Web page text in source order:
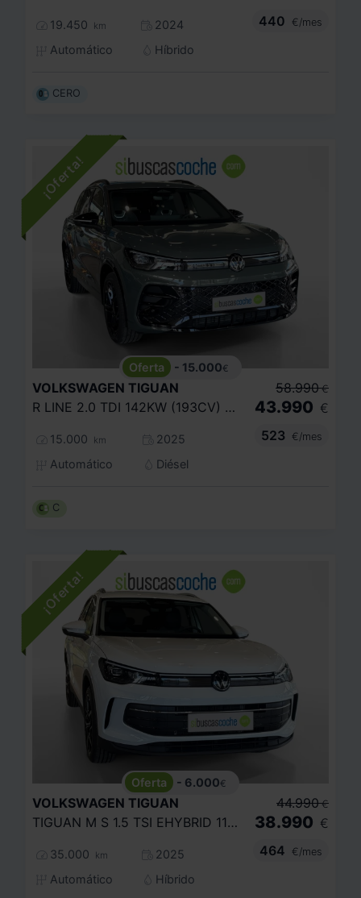
19.450 km
2024
Automático
Híbrido
440
€/mes
CERO
- 15.000€
VOLKSWAGEN TIGUAN
R LINE 2.0 TDI 142KW (193CV) DSG 4MOTION
15.000 km
2025
Automático
Diésel
58.990 €
43.990 €
523
€/mes
C
- 6.000€
VOLKSWAGEN TIGUAN
TIGUAN M S 1.5 TSI EHYBRID 110 KW (150 CV) / 85 KW (115 CV) AUTOM TICO DSG 6 VEL.
35.000 km
2025
Automático
Híbrido
44.990 €
38.990 €
464
€/mes